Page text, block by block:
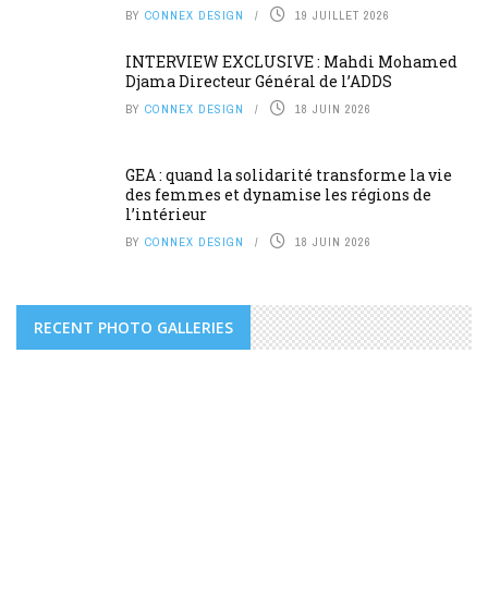
BY CONNEX DESIGN 19 JUILLET 2026
INTERVIEW EXCLUSIVE : Mahdi Mohamed
Djama Directeur Général de l’ADDS
BY CONNEX DESIGN 18 JUIN 2026
GEA : quand la solidarité transforme la vie
des femmes et dynamise les régions de
l’intérieur
BY CONNEX DESIGN 18 JUIN 2026
RECENT PHOTO GALLERIES